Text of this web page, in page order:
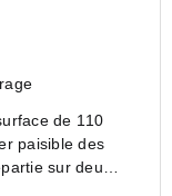
de 110
paisible des
sur deux